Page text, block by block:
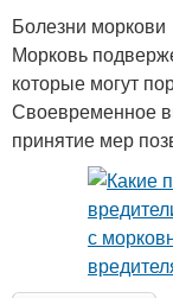
Болезни моркови
Морковь
которые могут
Своевременное
принятие мер